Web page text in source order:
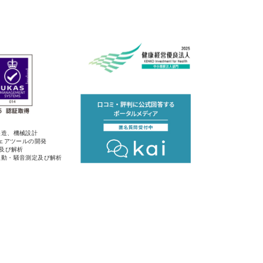
、機械設計
アツールの開発
び解析
・騒音測定及び解析